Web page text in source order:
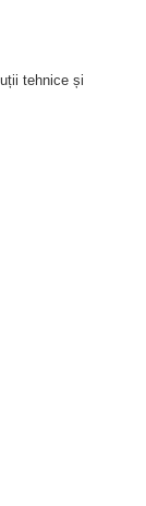
tehnice și